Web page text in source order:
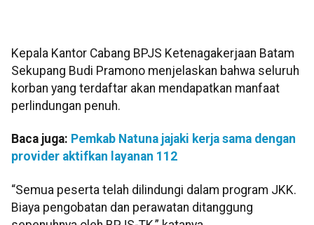
Kepala Kantor Cabang BPJS Ketenagakerjaan Batam
Sekupang Budi Pramono menjelaskan bahwa seluruh
korban yang terdaftar akan mendapatkan manfaat
perlindungan penuh.
Baca juga: Pemkab Natuna jajaki kerja sama dengan
provider aktifkan layanan 112
“Semua peserta telah dilindungi dalam program JKK.
Biaya pengobatan dan perawatan ditanggung